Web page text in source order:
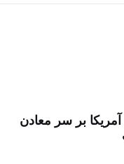
بر سر معادن